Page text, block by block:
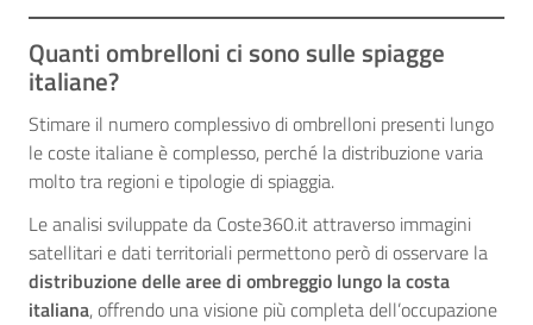
Quanti ombrelloni ci sono sulle spiagge
italiane?
Stimare il numero complessivo di ombrelloni presenti lungo
le coste italiane è complesso, perché la distribuzione varia
molto tra regioni e tipologie di spiaggia.
Le analisi sviluppate da Coste360.it attraverso immagini
satellitari e dati territoriali permettono però di osservare la
distribuzione delle aree di ombreggio lungo la costa
italiana, offrendo una visione più completa dell’occupazione